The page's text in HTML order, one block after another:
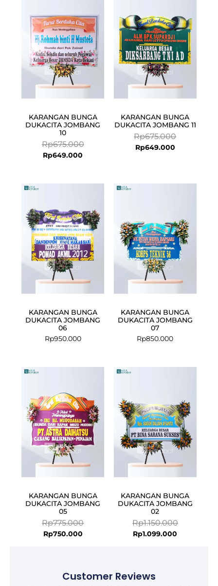
KARANGAN BUNGA
DUKACITA JOMBANG
10
Rp675.000
was:
Rp675.000.
Rp649.000
is:
Rp649.000.
KARANGAN BUNGA
DUKACITA JOMBANG 11
Rp675.000
Rp675.000.
Rp649.000
Rp649.000.
KARANGAN BUNGA
DUKACITA JOMBANG
06
Rp950.000
KARANGAN BUNGA
DUKACITA JOMBANG
07
Rp850.000
KARANGAN BUNGA
DUKACITA JOMBANG
05
Rp775.000
Rp775.000.
Rp750.000
Rp750.000.
KARANGAN BUNGA
DUKACITA JOMBANG
02
Rp1.150.000
Rp1.150.000.
Rp1.099.000
Customer Reviews